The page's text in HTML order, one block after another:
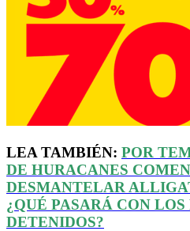
LEA TAMBIÉN: POR
DE HURACANES
DESMANTELAR
¿QUÉ PASARÁ CON
DETENIDOS?